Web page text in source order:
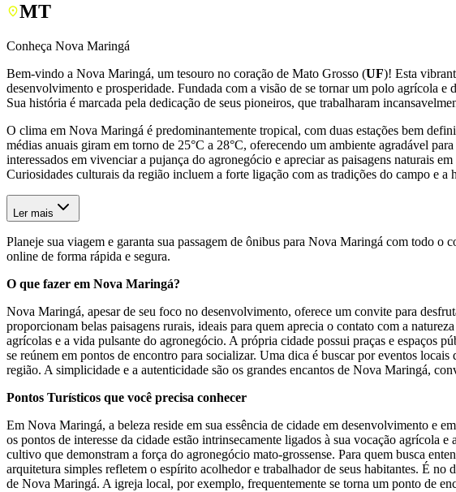
MT
Conheça Nova Maringá
Bem-vindo a Nova Maringá, um tesouro no coração de Mato Grosso (UF)! Esta
desenvolvimento e prosperidade. Fundada com a visão de se tornar um polo agrícola
Sua história é marcada pela dedicação de seus pioneiros, que trabalharam
O clima em Nova Maringá é predominantemente tropical, com duas estações bem
médias anuais giram em torno de 25°C a 28°C, oferecendo um ambiente agradável
interessados em vivenciar a pujança do agronegócio e apreciar as paisagens naturais
Curiosidades culturais da região incluem a forte ligação com as tradições do campo e
Ler mais
Planeje sua viagem e garanta sua passagem de ônibus para Nova Maringá com todo
online de forma rápida e segura.
O que fazer em Nova Maringá?
Nova Maringá, apesar de seu foco no desenvolvimento, oferece um convite para
proporcionam belas paisagens rurais, ideais para quem aprecia o contato com a
agrícolas e a vida pulsante do agronegócio. A própria cidade possui praças e espaços
se reúnem em pontos de encontro para socializar. Uma dica é buscar por eventos
região. A simplicidade e a autenticidade são os grandes encantos de Nova Maringá,
Pontos Turísticos que você precisa conhecer
Em Nova Maringá, a beleza reside em sua essência de cidade em desenvolvimento e
os pontos de interesse da cidade estão intrinsecamente ligados à sua vocação agrícola
cultivo que demonstram a força do agronegócio mato-grossense. Para quem busca
arquitetura simples refletem o espírito acolhedor e trabalhador de seus habitantes. É
de Nova Maringá. A igreja local, por exemplo, frequentemente se torna um ponto de